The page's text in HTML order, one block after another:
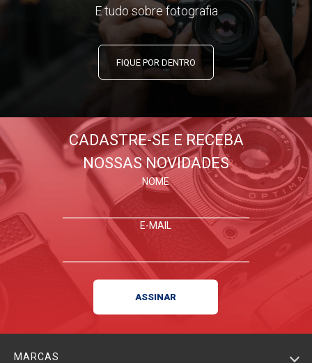
E tudo sobre fotografia
FIQUE POR DENTRO
CADASTRE-SE E RECEBA
NOSSAS NOVIDADES
NOME
E-MAIL
MARCAS